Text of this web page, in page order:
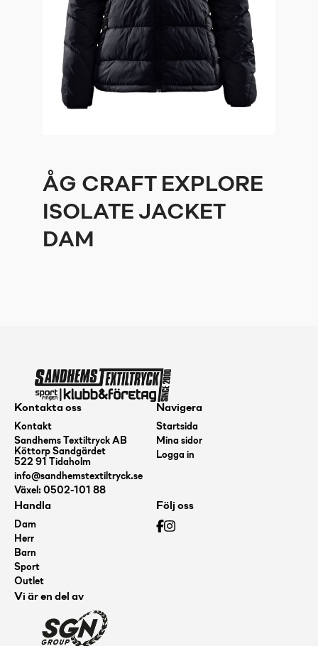
ÅG CRAFT EXPLORE
ISOLATE JACKET
DAM
Kontakta oss
Kontakt
Sandhems Textiltryck AB
Köttorp Sandgärdet
522 91 Tidaholm
info@sandhemstextiltryck.se
Växel: 0502-101 88
Navigera
Startsida
Mina sidor
Logga in
Handla
Dam
Herr
Barn
Sport
Outlet
Följ oss
Vi är en del av